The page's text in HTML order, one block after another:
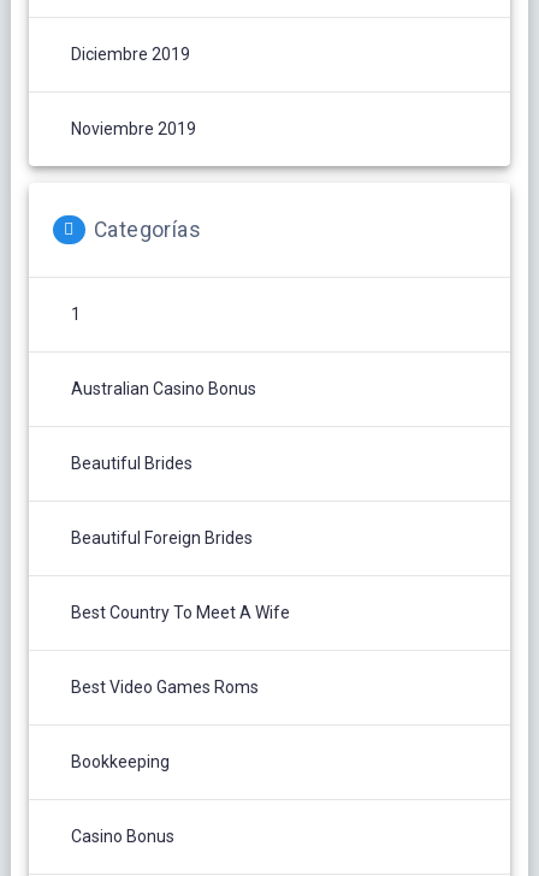
Diciembre 2019
Noviembre 2019
Categorías
1
Australian Casino Bonus
Beautiful Brides
Beautiful Foreign Brides
Best Country To Meet A Wife
Best Video Games Roms
Bookkeeping
Casino Bonus